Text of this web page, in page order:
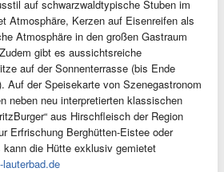
auf schwarzwaldtypische Stuben im
Atmosphäre, Kerzen auf Eisenreifen als
Atmosphäre in den großen Gastraum
gibt es aussichtsreiche
auf der Sonnenterrasse (bis Ende
Auf der Speisekarte von Szenegastronom
neben neu interpretierten klassischen
aus Hirschfleisch der Region
Erfrischung Berghütten-Eistee oder
kann die Hütte exklusiv gemietet
lauterbad.de